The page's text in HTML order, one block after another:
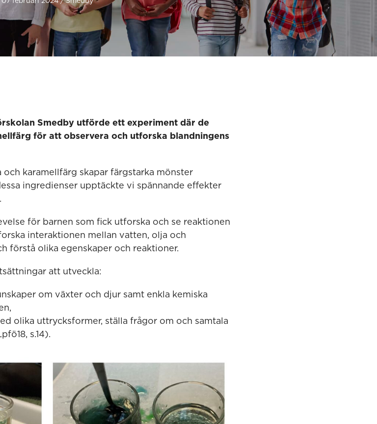
Smedby utförde ett experiment där de
för att observera och utforska blandningens
och karamellfärg skapar färgstarka mönster
ingredienser upptäckte vi spännande effekter
för barnen som fick utforska och se reaktionen
interaktionen mellan vatten, olja och
förstå olika egenskaper och reaktioner.
att utveckla:
om växter och djur samt enkla kemiska
olika uttrycksformer, ställa frågor om och samtala
s.14).